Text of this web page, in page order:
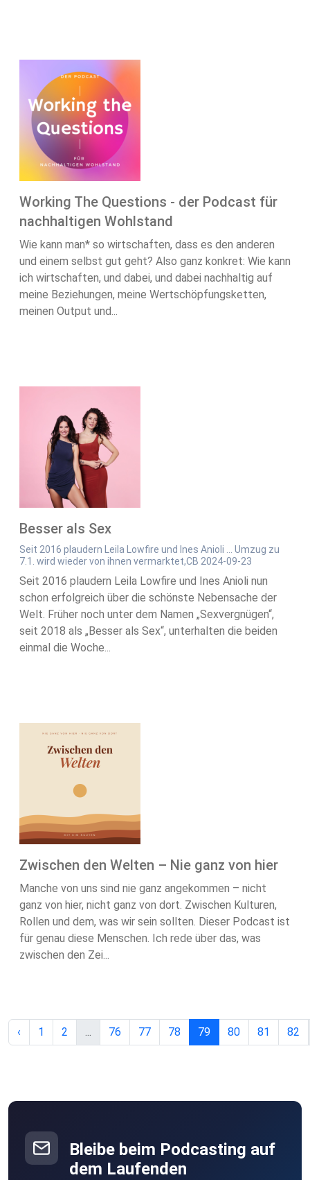
Working The Questions - der Podcast für
nachhaltigen Wohlstand
Wie kann man* so wirtschaften, dass es den anderen
und einem selbst gut geht? Also ganz konkret: Wie kann
ich wirtschaften, und dabei, und dabei nachhaltig auf
meine Beziehungen, meine Wertschöpfungsketten,
meinen Output und...
Besser als Sex
Seit 2016 plaudern Leila Lowfire und Ines Anioli … Umzug zu
7.1. wird wieder von ihnen vermarktet,CB 2024-09-23
Seit 2016 plaudern Leila Lowfire und Ines Anioli nun
schon erfolgreich über die schönste Nebensache der
Welt. Früher noch unter dem Namen „Sexvergnügen“,
seit 2018 als „Besser als Sex“, unterhalten die beiden
einmal die Woche...
Zwischen den Welten – Nie ganz von hier
Manche von uns sind nie ganz angekommen – nicht
ganz von hier, nicht ganz von dort. Zwischen Kulturen,
Rollen und dem, was wir sein sollten. Dieser Podcast ist
für genau diese Menschen. Ich rede über das, was
zwischen den Zei...
‹ 1 2 ... 76 77 78 79 80 81 82
Bleibe beim Podcasting auf
dem Laufenden